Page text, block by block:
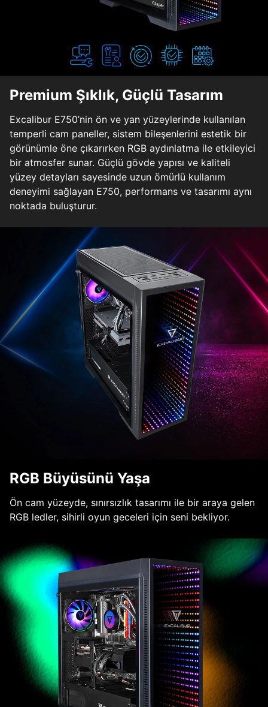
Premium Şıklık, Güçlü Tasarım
Excalibur E750’nin ön ve yan yüzeylerinde kullanılan
temperli cam paneller, sistem bileşenlerini estetik bir
görünümle öne çıkarırken RGB aydınlatma ile etkileyici
bir atmosfer sunar. Güçlü gövde yapısı ve kaliteli
yüzey detayları sayesinde uzun ömürlü kullanım
deneyimi sağlayan E750, performans ve tasarımı aynı
noktada buluşturur.
RGB Büyüsünü Yaşa
Ön cam yüzeyde, sınırsızlık tasarımı ile bir araya gelen
RGB ledler, sihirli oyun geceleri için seni bekliyor.